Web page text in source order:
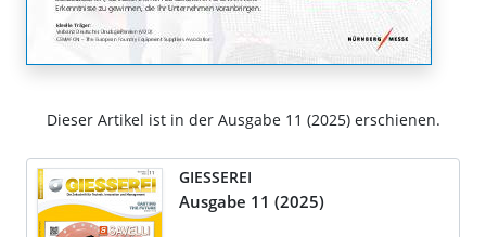
Dieser Artikel ist in der Ausgabe 11 (2025) erschienen.
GIESSEREI
Ausgabe 11 (2025)